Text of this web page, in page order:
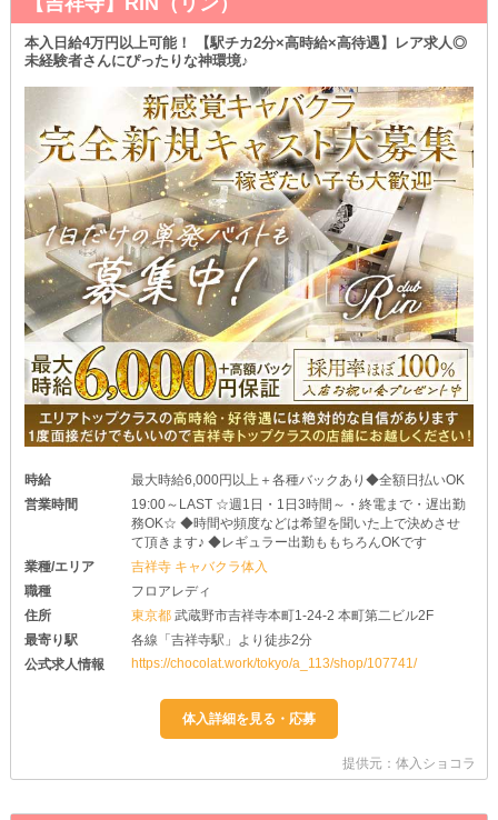
本入日給4万円以上可能！ 【駅チカ2分×高時給×高待遇】レア求人◎
未経験者さんにぴったりな神環境♪
時給
最大時給6,000円以上＋各種バックあり◆全額日払いOK
営業時間
19:00～LAST ☆週1日・1日3時間～・終電まで・遅出勤
務OK☆ ◆時間や頻度などは希望を聞いた上で決めさせ
て頂きます♪ ◆レギュラー出勤ももちろんOKです
業種/エリア
吉祥寺 キャバクラ体入
職種
フロアレディ
住所
東京都武蔵野市吉祥寺本町1-24-2 本町第二ビル2F
最寄り駅
各線「吉祥寺駅」より徒歩2分
公式求人情報
https://chocolat.work/tokyo/a_113/shop/107741/
提供元：体入ショコラ